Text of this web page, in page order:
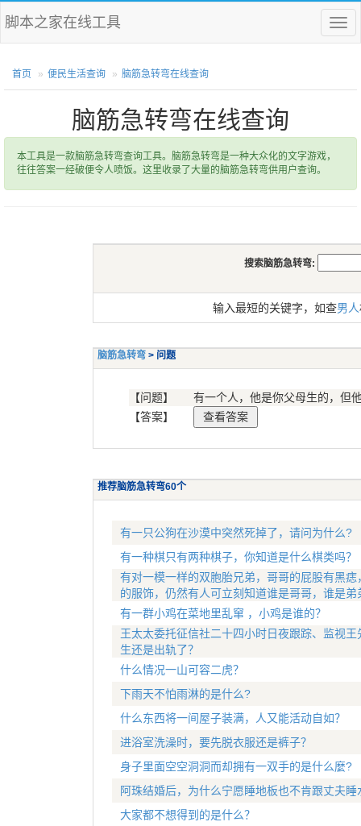
菜
单
脚本之家在线工具
首页 便民生活查询 脑筋急转弯在线查询
脑筋急转弯在线查询
本工具是一款脑筋急转弯查询工具。脑筋急转弯是一种大众化的文字游戏，
往往答案一经破便令人喷饭。这里收录了大量的脑筋急转弯供用户查询。
搜索脑筋急转弯:
输入最短的关键字，如查男人
脑筋急转弯 > 问题
【问题】
有一个人，他是你父母生的，但
【答案】
推荐脑筋急转弯60个
有一只公狗在沙漠中突然死掉了，请问为什么?
有一种棋只有两种棋子，你知道是什么棋类吗？
有对一模一样的双胞胎兄弟，哥哥的屁股有黑
的服饰，仍然有人可立刻知道谁是哥哥，谁是弟
有一群小鸡在菜地里乱窜 ，小鸡是谁的？
王太太委托征信社二十四小时日夜跟踪、监视
生还是出轨了？
什么情况一山可容二虎？
下雨天不怕雨淋的是什么?
什么东西将一间屋子装满，人又能活动自如？
进浴室洗澡时，要先脱衣服还是裤子？
身子里面空空洞洞而却拥有一双手的是什么麼?
阿珠结婚后，为什么宁愿睡地板也不肯跟丈夫睡
大家都不想得到的是什么？